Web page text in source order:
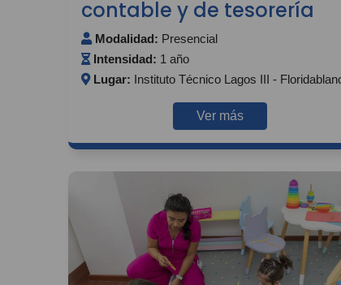
contable y de tesorería
Modalidad: Presencial
Intensidad: 1 año
Lugar: Instituto Técnico Lagos III -
Ver más